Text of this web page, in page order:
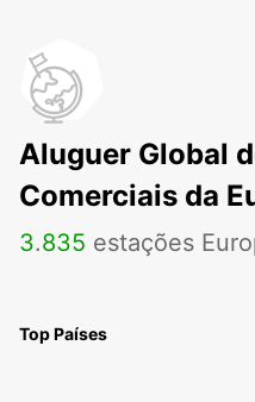
Aluguer Global
Comerciais da
3.835 estações
Top Países